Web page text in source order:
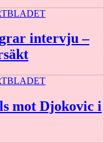
intervju –
mot Djokovic i